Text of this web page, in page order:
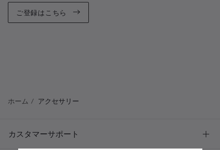
ご登録はこちら
ホーム アクセサリー
カスタマーサポート